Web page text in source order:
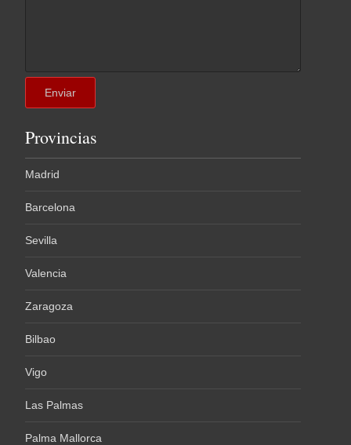
Provincias
Madrid
Barcelona
Sevilla
Valencia
Zaragoza
Bilbao
Vigo
Las Palmas
Palma Mallorca